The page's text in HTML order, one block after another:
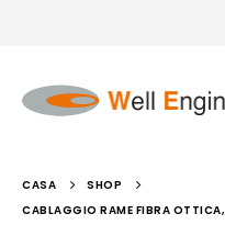
CASA
SHOP
CABLAGGIO RAME FIBRA OTTICA,